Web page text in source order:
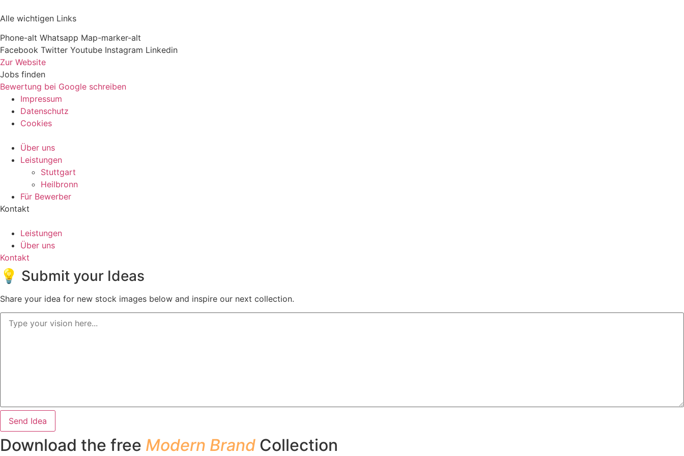
Alle wichtigen Links
Phone-alt Whatsapp Map-marker-alt
Facebook Twitter Youtube Instagram Linkedin
Zur Website
Jobs finden
Bewertung bei Google schreiben
Impressum
Datenschutz
Cookies
Über uns
Leistungen
Stuttgart
Heilbronn
Für Bewerber
Kontakt
Leistungen
Über uns
Kontakt
💡 Submit your Ideas
Share your idea for new stock images below and inspire our next collection.
Send Idea
Download the free Modern Brand Collection